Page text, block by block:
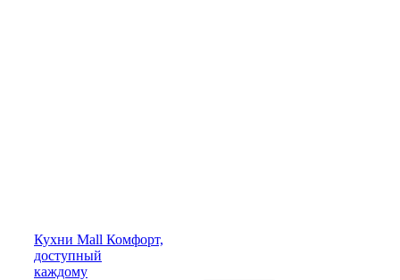
Кухни Mall Комфорт,
доступный
каждому